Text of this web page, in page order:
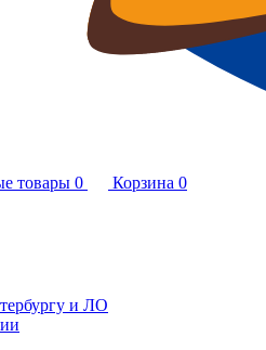
товары 0 Корзина 0
и ЛО